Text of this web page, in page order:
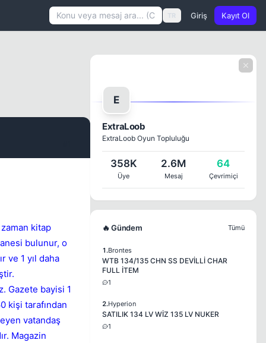
TR Giriş Kayıt Ol
kitap
bulunur, o
ve 1 yıl daha
Gazete bayisi 1
kişi tarafından
vatandaş
Magazin
E
ExtraLoob
ExtraLoob Oyun Topluluğu
358K
Üye
2.6M
Mesaj
64
Çevrimiçi
🔥 Gündem Tümü
1.Brontes
WTB 134/135 CHN SS DEVİLLİ CHAR
FULL İTEM
1
2.Hyperion
SATILIK 134 LV WİZ 135 LV NUKER
1